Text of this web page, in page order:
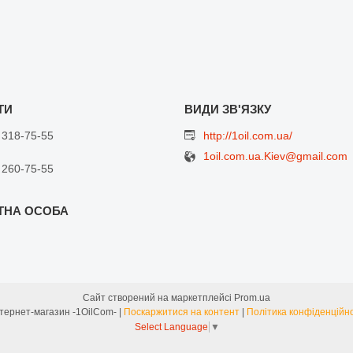
75-55
75-55
http://1oil.com.ua/
1oil.com.ua.Kiev@gmail.com
Сайт створений на маркетплейсі Prom.ua
Поскаржитися на контент
Політика
Select Language ▼